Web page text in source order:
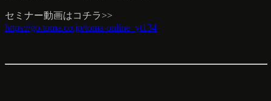
セミナー動画はコチラ>>
https://go.toma.co.jp/toma-online_yt134